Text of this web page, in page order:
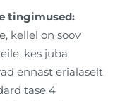
tingimused:
kellel on soov
kes juba
ennast erialaselt
tase 4